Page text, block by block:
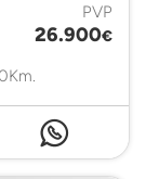
PVP
26.900€